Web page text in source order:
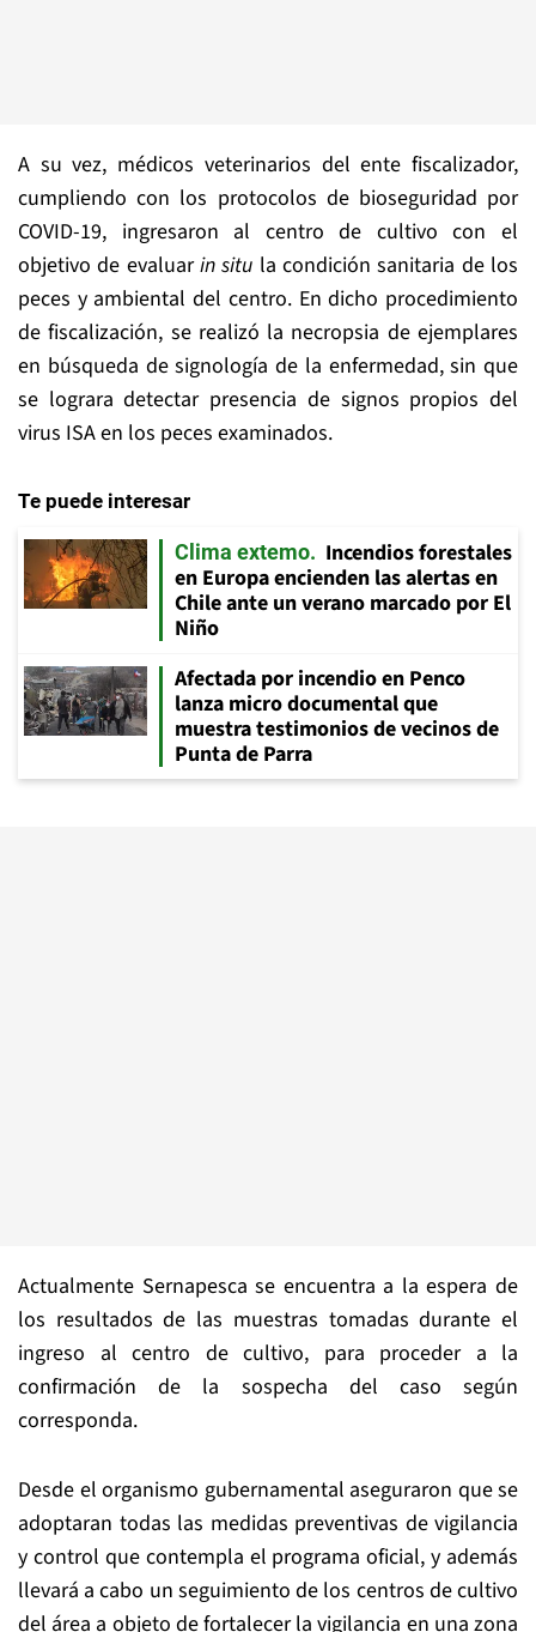
A su vez, médicos veterinarios del ente fiscalizador,
cumpliendo con los protocolos de bioseguridad por
COVID-19, ingresaron al centro de cultivo con el
objetivo de evaluarin situ la condición sanitaria de los
peces y ambiental del centro. En dicho procedimiento
de fiscalización, se realizó la necropsia de ejemplares
en búsqueda de signología de la enfermedad, sin que
se lograra detectar presencia de signos propios del
virus ISA en los peces examinados.
Te puede interesar
Clima extemo
Incendios forestales
en Europa encienden las alertas en
Chile ante un verano marcado por El
Niño
Afectada por incendio en Penco
lanza micro documental que
muestra testimonios de vecinos de
Punta de Parra
Actualmente Sernapesca se encuentra a la espera de
los resultados de las muestras tomadas durante el
ingreso al centro de cultivo, para proceder a la
confirmación de la sospecha del caso según
corresponda.
Desde el organismo gubernamental aseguraron que se
adoptaran todas las medidas preventivas de vigilancia
y control que contempla el programa oficial, y además
llevará a cabo un seguimiento de los centros de cultivo
del área a objeto de fortalecer la vigilancia en una zona